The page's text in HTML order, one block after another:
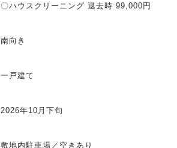
〇ハウスクリーニング 退去時 99,000円
南向き
一戸建て
2026年10月下旬
敷地内駐車場／空きあり